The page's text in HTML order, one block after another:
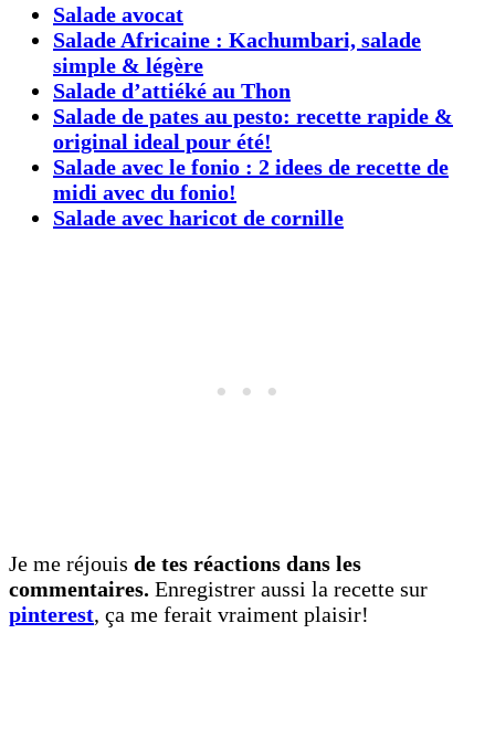
Salade avocat
Salade Africaine : Kachumbari, salade
simple & légère
Salade d’attiéké au Thon
Salade de pates au pesto: recette rapide &
original ideal pour été!
Salade avec le fonio : 2 idees de recette de
midi avec du fonio!
Salade avec haricot de cornille
Je me réjouis de tes réactions dans les
commentaires. Enregistrer aussi la recette sur
pinterest, ça me ferait vraiment plaisir!